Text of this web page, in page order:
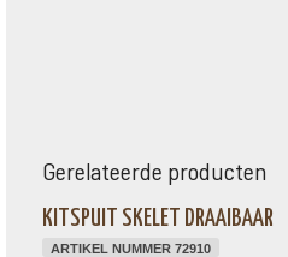
Gerelateerde producten
KITSPUIT SKELET DRAAIBAAR
ARTIKEL NUMMER 72910